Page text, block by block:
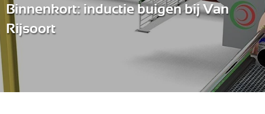
Binnenkort: inductie buigen bij Van
Rijsoort